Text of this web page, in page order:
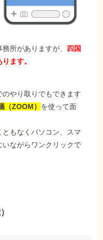
所がありますが、
四国
ます。
やり取りでもできます
（ZOOM） を使って面
もなくパソコン、スマ
ながらワンクリックで